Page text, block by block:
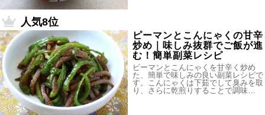
人気8位
ピーマンとこんにゃくの甘辛
炒め｜味しみ抜群でご飯が進
む！簡単副菜レシピ
ピーマンとこんにゃくを甘辛く炒め
た、簡単で味しみの良い副菜レシピで
す。こんにゃくは下茹でして臭みを取
り、さらに乾煎りすることで調味…